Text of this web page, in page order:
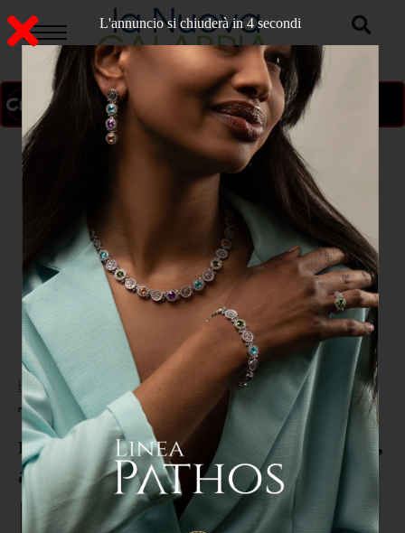
ON AIR
Home > CRONACA
Trasportava in un’auto
noleggiata oltre 1,2 Kg di cocaina,
arrestato a Catanzaro
L'annuncio si chiuderà in 3 secondi